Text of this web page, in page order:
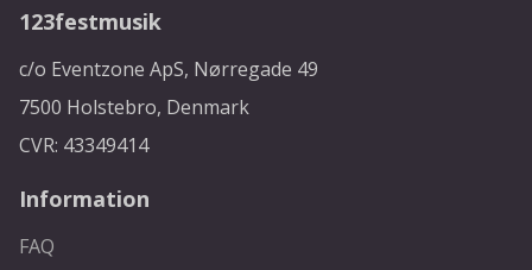
123festmusik
c/o Eventzone ApS, Nørregade 49
7500 Holstebro, Denmark
CVR: 43349414
Information
FAQ